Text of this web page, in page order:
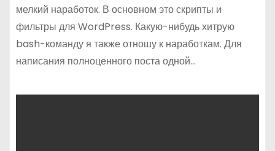
мелкий наработок. В основном это скрипты и
фильтры для WordPress. Какую-нибудь хитрую
bash-команду я также отношу к наработкам. Для
написания полноценного поста одной…